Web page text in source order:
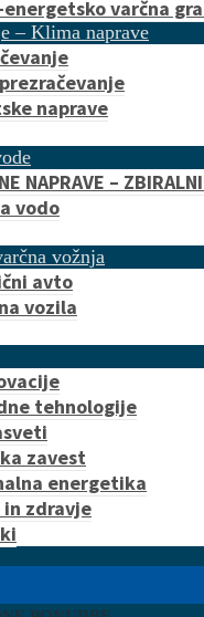
energetsko varčna
– Klima naprave
naprave
NAPRAVE –
vodo
vožnja
avto
vozila
tehnologije
zavest
energetika
in zdravje